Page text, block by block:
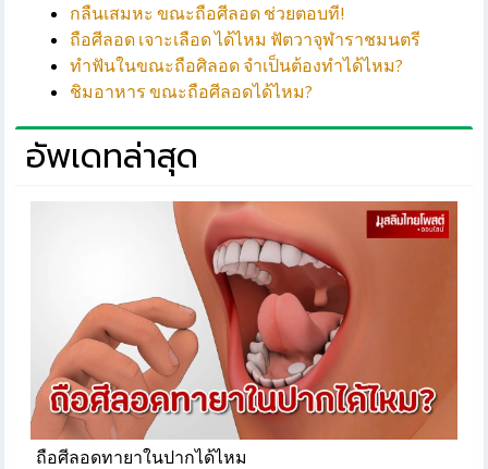
กลืนเสมหะ ขณะถือศีลอด ช่วยตอบที!
ถือศีลอด เจาะเลือด ได้ไหม ฟัตวาจุฬาราชมนตรี
ทำฟันในขณะถือศิลอด จำเป็นต้องทำได้ไหม?
ชิมอาหาร ขณะถือศีลอดได้ไหม?
อัพเดทล่าสุด
ถือศีลอดทายาในปากได้ไหม